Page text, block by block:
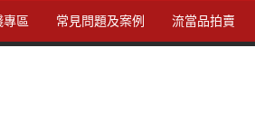
專區 常見問題及案例 流當品拍賣